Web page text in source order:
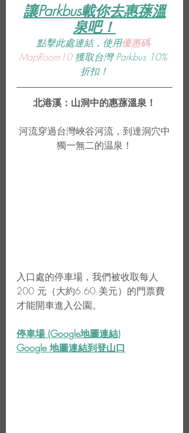
讓Parkbus載你去惠蓀溫
泉吧！
點擊此處連結，使用優惠碼
MapRoom10 獲取台灣 Parkbus 10%
折扣！
北港溪：山洞中的惠蓀溫泉！
河流穿過台灣峽谷河流，到達洞穴中
獨一無二的温泉！
入口處的停車場，我們被收取每人
200 元（大約6.60 美元）的門票費
才能開車進入公園。
停車場 (Google地圖連結)
Google 地圖連結到登山口